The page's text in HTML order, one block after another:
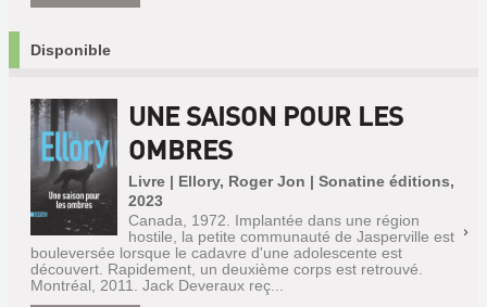
Disponible
UNE SAISON POUR LES
OMBRES
Livre | Ellory, Roger Jon | Sonatine éditions,
2023
Canada, 1972. Implantée dans une région
hostile, la petite communauté de Jasperville est
bouleversée lorsque le cadavre d'une adolescente est
découvert. Rapidement, un deuxième corps est retrouvé.
Montréal, 2011. Jack Deveraux reç...